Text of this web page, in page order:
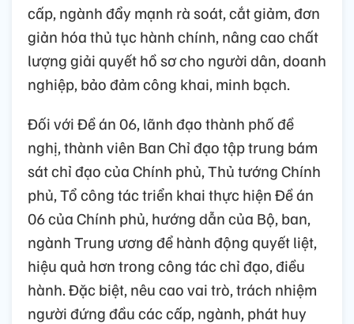
cấp, ngành đẩy mạnh rà soát, cắt giảm, đơn
giản hóa thủ tục hành chính, nâng cao chất
lượng giải quyết hồ sơ cho người dân, doanh
nghiệp, bảo đảm công khai, minh bạch.
Đối với Đề án 06, lãnh đạo thành phố đề
nghị, thành viên Ban Chỉ đạo tập trung bám
sát chỉ đạo của Chính phủ, Thủ tướng Chính
phủ, Tổ công tác triển khai thực hiện Đề án
06 của Chính phủ, hướng dẫn của Bộ, ban,
ngành Trung ương để hành động quyết liệt,
hiệu quả hơn trong công tác chỉ đạo, điều
hành. Đặc biệt, nêu cao vai trò, trách nhiệm
người đứng đầu các cấp, ngành, phát huy